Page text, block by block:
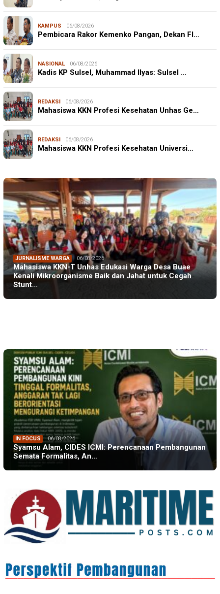
KAMPUS 06/08/2026
Pembicara Rakor Kemenko Pangan, Dekan FI…
NASIONAL 06/08/2026
Kadis KP Sulsel, Muhammad Ilyas: Sulsel …
REDAKSI 06/08/2026
Mahasiswa KKN Profesi Kesehatan Unhas Ge…
REDAKSI 06/08/2026
Mahasiswa KKN Profesi Kesehatan Universi…
JURNALISME WARGA 06/08/2026
Mahasiswa KKN-T Unhas Edukasi Warga Desa Buae
Kenali Mikroorganisme Baik dan Jahat untuk Cegah
Stunt…
IN FOCUS 06/08/2026
Syamsu Alam, CIDES ICMI: Perencanaan Pembangunan
Semata Formalitas, An…